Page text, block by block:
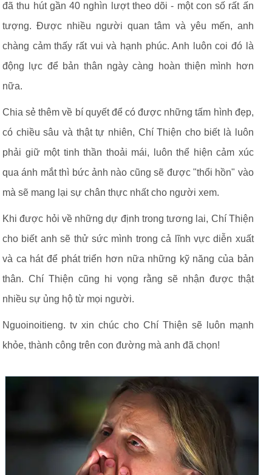
đã thu hút gần 40 nghìn lượt theo dõi - một con số rất ấn
tượng. Được nhiều người quan tâm và yêu mến, anh
chàng cảm thấy rất vui và hạnh phúc. Anh luôn coi đó là
động lực để bản thân ngày càng hoàn thiện mình hơn
nữa.
Chia sẻ thêm về bí quyết để có được những tấm hình đẹp,
có chiều sâu và thật tự nhiên, Chí Thiện cho biết là luôn
phải giữ một tinh thần thoải mái, luôn thể hiện cảm xúc
qua ánh mắt thì bức ảnh nào cũng sẽ được "thổi hồn" vào
mà sẽ mang lại sự chân thực nhất cho người xem.
Khi được hỏi về những dự định trong tương lai, Chí Thiện
cho biết anh sẽ thử sức mình trong cả lĩnh vực diễn xuất
và ca hát để phát triển hơn nữa những kỹ năng của bản
thân. Chí Thiện cũng hi vọng rằng sẽ nhận được thật
nhiều sự ủng hộ từ mọi người.
Nguoinoitieng. tv xin chúc cho Chí Thiện sẽ luôn mạnh
khỏe, thành công trên con đường mà anh đã chọn!